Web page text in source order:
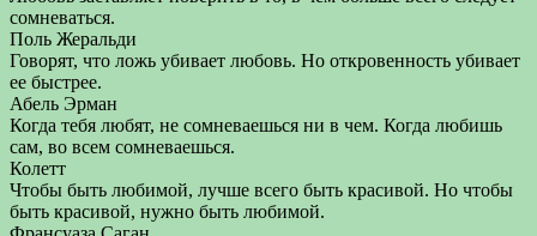
сомневаться.
Поль Жеральди
Говорят, что ложь убивает любовь. Но откровенность убивает
ее быстрее.
Абель Эрман
Когда тебя любят, не сомневаешься ни в чем. Когда любишь
сам, во всем сомневаешься.
Колетт
Чтобы быть любимой, лучше всего быть красивой. Но чтобы
быть красивой, нужно быть любимой.